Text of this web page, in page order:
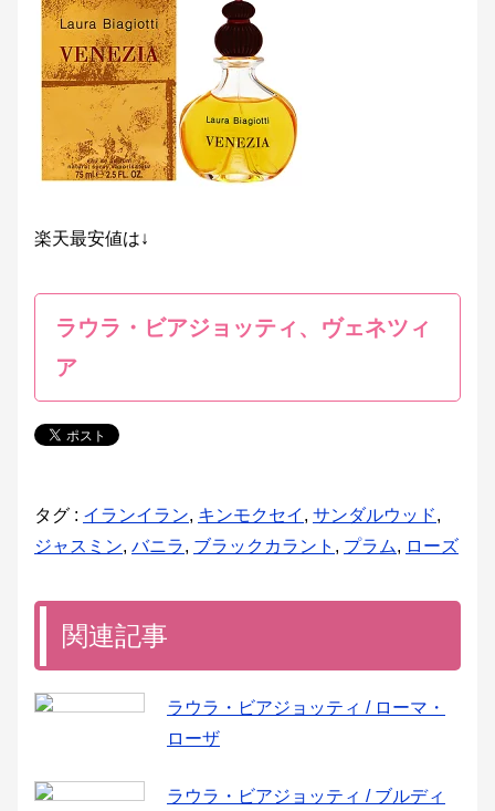
楽天最安値は↓
ラウラ・ビアジョッティ、ヴェネツィ
ア
タグ : イランイラン, キンモクセイ , サンダルウッド,
ジャスミン, バニラ, ブラックカラント , プラム, ローズ
関連記事
ラウラ・ビアジョッティ / ローマ・
ローザ
ラウラ・ビアジョッティ / ブルディ